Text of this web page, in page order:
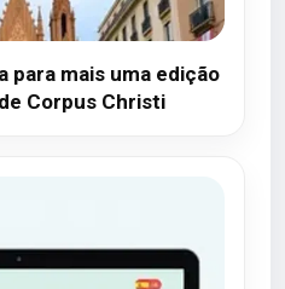
para mais uma edição
Corpus Christi